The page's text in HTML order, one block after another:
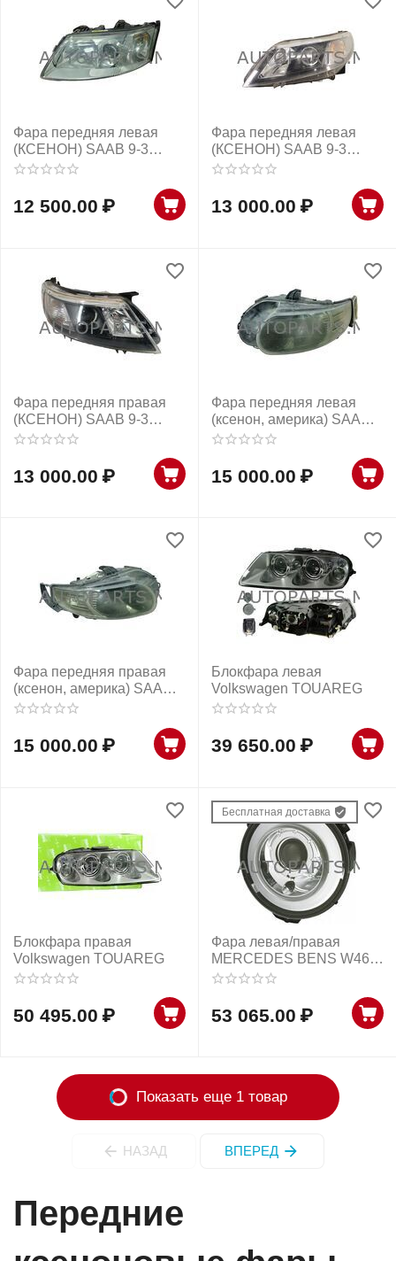
Передние
Фара передняя левая
(КСЕНОН) SAAB 9-3
2003-2007г
12 500.00 ₽
Фара передняя левая
(КСЕНОН) SAAB 9-3
2008-2011г
13 000.00 ₽
Фара передняя правая
(КСЕНОН) SAAB 9-3
2008-2011г
13 000.00 ₽
Фара передняя левая
(ксенон, америка) SAAB
9-5 2006-2010г
15 000.00 ₽
Фара передняя правая
(ксенон, америка) SAAB
9-5 2006-2010г
15 000.00 ₽
Блокфара левая
Volkswagen TOUAREG
39 650.00 ₽
Блокфара правая
Volkswagen TOUAREG
50 495.00 ₽
Бесплатная доставка
Фара левая/правая
MERCEDES BENS W463
HELLA
53 065.00 ₽
Показать еще 1 товар
НАЗАД ВПЕРЕД